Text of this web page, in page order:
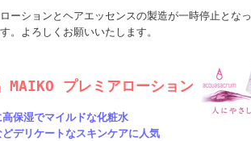
ーションとヘアエッセンスの製造が一時停止とな
。よろしくお願いいたします。
MAIKO プレミアローション
保湿でマイルドな化粧水
デリケートなスキンケアに人気